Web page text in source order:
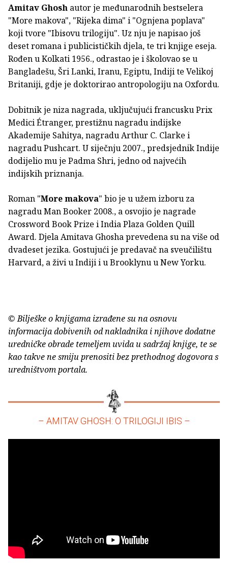
Amitav Ghosh autor je međunarodnih bestselera
"More makova", "Rijeka dima" i "Ognjena poplava"
koji tvore "Ibisovu trilogiju". Uz nju je napisao još
deset romana i publicističkih djela, te tri knjige eseja.
Rođen u Kolkati 1956., odrastao je i školovao se u
Bangladešu, Šri Lanki, Iranu, Egiptu, Indiji te Velikoj
Britaniji, gdje je doktorirao antropologiju na Oxfordu.
Dobitnik je niza nagrada, uključujući francusku Prix
Medici Étranger, prestižnu nagradu indijske
Akademije Sahitya, nagradu Arthur C. Clarke i
nagradu Pushcart. U siječnju 2007., predsjednik Indije
dodijelio mu je Padma Shri, jedno od najvećih
indijskih priznanja.
Roman "More makova" bio je u užem izboru za
nagradu Man Booker 2008., a osvojio je nagrade
Crossword Book Prize i India Plaza Golden Quill
Award. Djela Amitava Ghosha prevedena su na više od
dvadeset jezika. Gostujući je predavač na sveučilištu
Harvard, a živi u Indiji i u Brooklynu u New Yorku.
© Bilješke o knjigama izrađene su na osnovu
informacija dobivenih od nakladnika i njihove dodatne
uredničke obrade temeljem uvida u sadržaj knjige, te se
kao takve ne smiju prenositi bez prethodnog dogovora s
uredništvom portala.
– AMITAV GHOSH: O TRILOGIJI IBIS –